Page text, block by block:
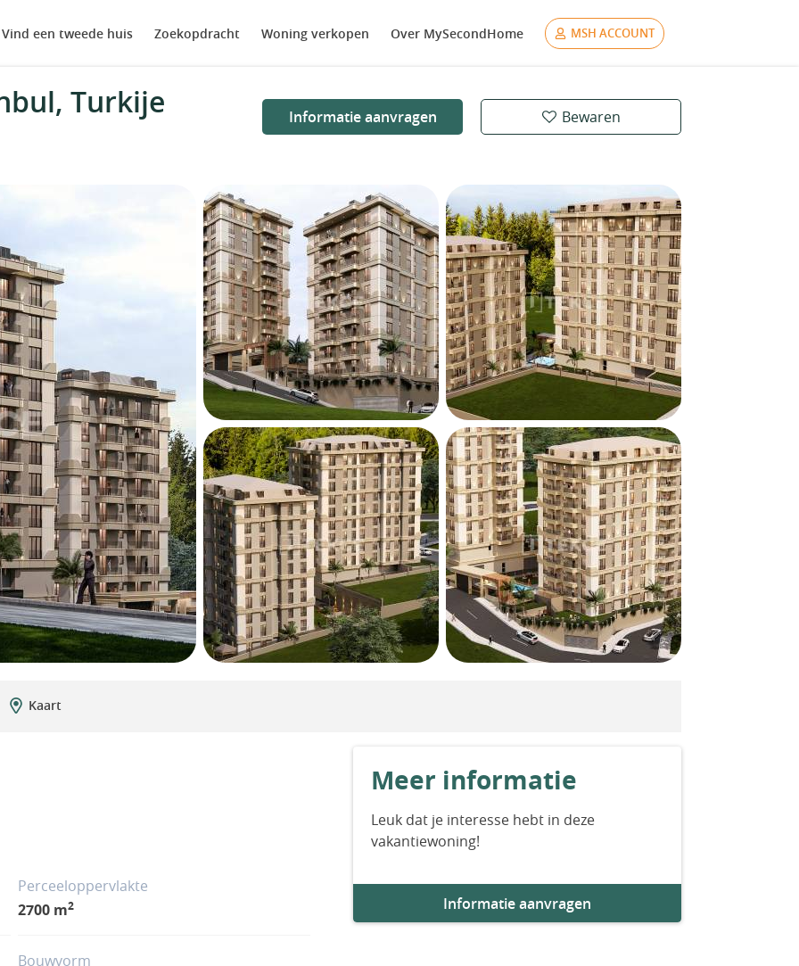
Vind een tweede huis Zoekopdracht Woning verkopen Over MySecondHome MSH ACCOUNT
Turkije Informatie aanvragen Bewaren
Kaart
Perceeloppervlakte
2700 m2
Bouwvorm
Meer informatie
Leuk dat je interesse hebt in deze
vakantiewoning!
Informatie aanvragen